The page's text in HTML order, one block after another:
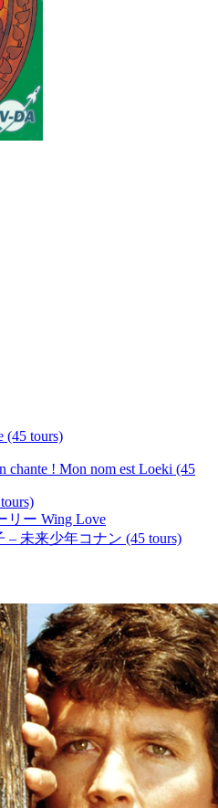
(45 tours)
chante ! Mon nom est Loeki (45
リー Wing Love
– 未来少年コナン (45 tours)